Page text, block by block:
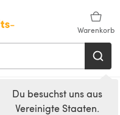
Warenkorb
Du besuchst uns aus
Vereinigte Staaten.
Tops